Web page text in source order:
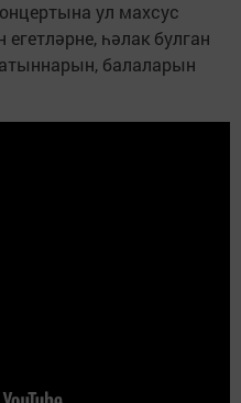
ул махсус
һәлак булган
балаларын